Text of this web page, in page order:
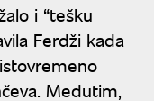
i “tešku
Ferdži kada
Međutim,